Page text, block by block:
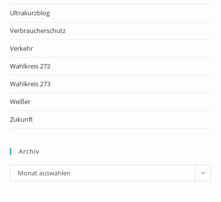
Ultrakurzblog
Verbraucherschutz
Verkehr
Wahlkreis 272
Wahlkreis 273
Weißer
Zukunft
Archiv
Archiv
Monat auswählen